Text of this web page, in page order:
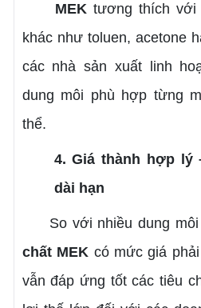
MEKtương thích với
khác như toluen, acetone
các nhà sản xuất linh
dung môi phù hợp từng
thể.
4. Giá thành hợp lý
dài hạn
So với nhiều dung môi
chất MEK có mức giá
vẫn đáp ứng tốt các tiêu